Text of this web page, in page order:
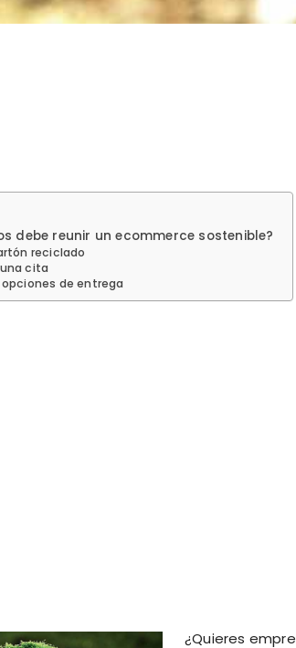
debe reunir un ecommerce sostenible?
reciclado
cita
de entrega
¿Quieres